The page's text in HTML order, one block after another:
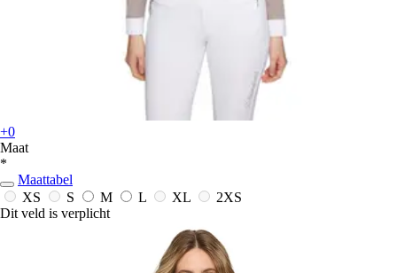
+0
Maat
*
Maattabel
XS
S M L XL
2XS
Dit veld is verplicht